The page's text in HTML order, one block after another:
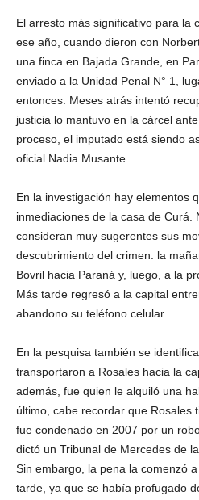
El arresto más significativo para la
ese año, cuando dieron con
una finca en Bajada Grande, en
enviado a la Unidad Penal N° 1,
entonces. Meses atrás intentó
justicia lo mantuvo en la cárcel
proceso, el imputado está siendo
oficial Nadia Musante.
En la investigación hay elementos
inmediaciones de la casa de Curá.
consideran muy sugerentes sus
descubrimiento del crimen: la
Bovril hacia Paraná y, luego, a la
Más tarde regresó a la capital
abandono su teléfono celular.
En la pesquisa también se
transportaron a Rosales hacia la
además, fue quien le alquiló una
último, cabe recordar que Rosales
fue condenado en 2007 por un
dictó un Tribunal de Mercedes de
Sin embargo, la pena la comenzó
tarde, ya que se había profugado